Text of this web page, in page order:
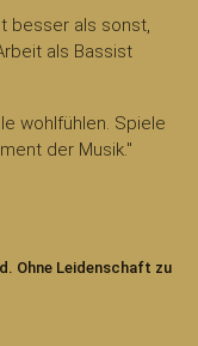
besser als sonst,
als Bassist
wohlfühlen. Spiele
der Musik."
Ohne Leidenschaft zu